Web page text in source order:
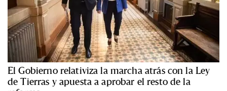
El Gobierno relativiza la marcha atrás con la Ley
de Tierras y apuesta a aprobar el resto de la